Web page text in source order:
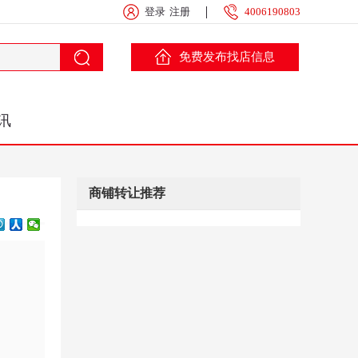
登录 注册 4006190803
免费发布找店信息
商铺转让推荐